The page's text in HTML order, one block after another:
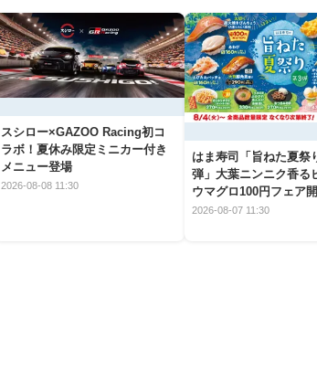
スシロー×GAZOO Racing初コ
ラボ！夏休み限定ミニカー付き
メニュー登場
2026-08-08 11:30
はま寿司「旨ねた夏祭
弾」大葉ニンニク香る
ウマグロ100円フェア
2026-08-07 11:30